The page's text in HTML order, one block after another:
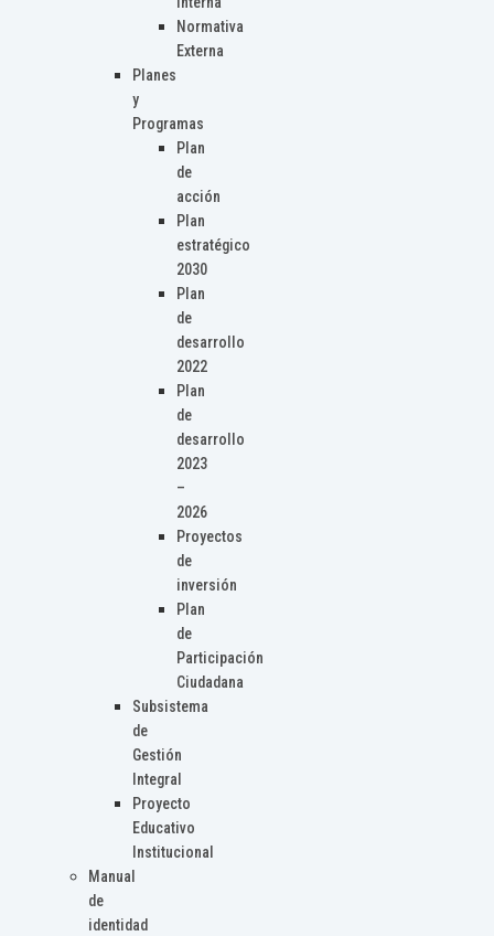
Normativa
Externa
Planes
y
Programas
Plan
de
acción
Plan
estratégico
2030
Plan
de
desarrollo
2022
Plan
de
desarrollo
2023
–
2026
Proyectos
de
inversión
Plan
de
Participación
Ciudadana
Subsistema
de
Gestión
Integral
Proyecto
Educativo
Institucional
Manual
de
identidad